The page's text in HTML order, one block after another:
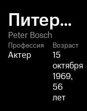
Питер
Бош
Peter Bosch
Профессия
Актер
Возраст
15
октября
1969,
56
лет